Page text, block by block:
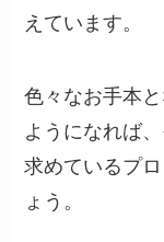
えています。
色々なお手本
ようになれば
求めているプ
ょう。